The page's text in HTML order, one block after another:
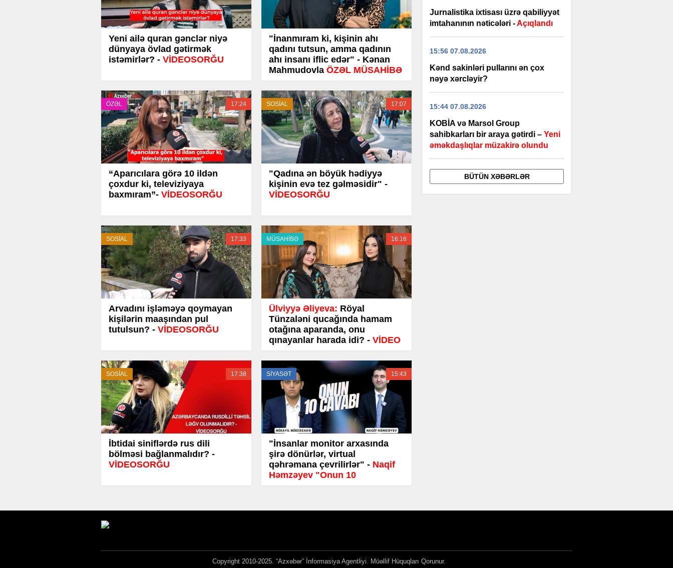
Yeni ailə quran gənclər niyə
dünyaya övlad gətirmək
istəmirlər? - VİDEOSORĞU
"İnanmıram ki, kişinin ahı
qadını tutsun, amma qadının
ahı insanı iflic edər" - Kənan
Mahmudovla ÖZƏL MÜSAHİBƏ
ÖZƏL 17:24
“Aparıcılara görə 10 ildən
çoxdur ki, televiziyaya
baxmıram”- VİDEOSORĞU
SOSİAL 17:07
"Qadına ən böyük hədiyyə
kişinin evə tez gəlməsidir" -
VİDEOSORĞU
SOSİAL 17:33
Arvadını işləməyə qoymayan
kişilərin maaşından pul
tutulsun? - VİDEOSORĞU
MÜSAHİBƏ 16:16
Ülviyyə Əliyeva: Röyal
Tünzaləni qucağında hamam
otağına aparanda, onu
qınayanlar harada idi? - VİDEO
SOSİAL 17:38
İbtidai siniflərdə rus dili
bölməsi bağlanmalıdır? -
VİDEOSORĞU
SİYASƏT 15:43
"İnsanlar monitor arxasında
şirə dönürlər, virtual
qəhrəmana çevrilirlər" - Naqif
Həmzəyev "Onun 10
Jurnalistika ixtisası üzrə qabiliyyət
imtahanının nəticələri -Açıqlandı
15:56 07.08.2026
Kənd sakinləri pullarını ən çox
nəyə xərcləyir?
15:44 07.08.2026
KOBİA və Marsol Group
sahibkarları bir araya gətirdi – Yeni
əməkdaşlıqlar müzakirə olundu
BÜTÜN XƏBƏRLƏR
Copyright 2010-2025. “Azxəbər” İnformasiya Agentliyi. Müəllif Hüquqları Qorunur.